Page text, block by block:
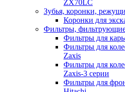
ZX70LC
Зубья, коронки,
Коронки для
Фильтры,
Фильтры для
Фильтры для
Zaxis
Фильтры для
Zaxis-3 серии
Фильтры для